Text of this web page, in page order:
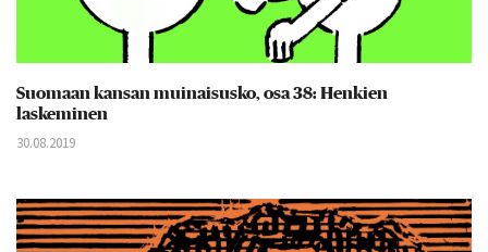
Suomaan kansan muinaisusko, osa 38: Henkien
laskeminen
30.08.2019